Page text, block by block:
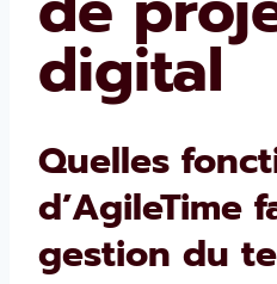
digital
Quelles
d’AgileTime
gestion du